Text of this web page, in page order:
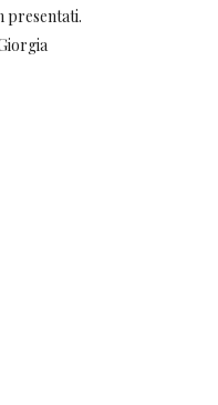
presentati.